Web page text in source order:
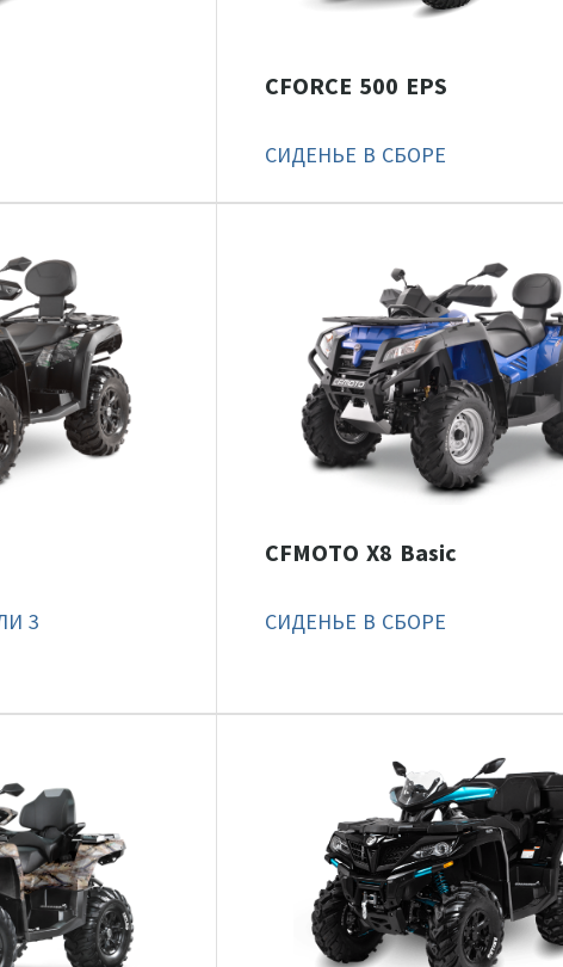
CFORCE 500 EPS
СИДЕНЬЕ В СБОРЕ
3
CFMOTO X8 Basic
СИДЕНЬЕ В СБОРЕ